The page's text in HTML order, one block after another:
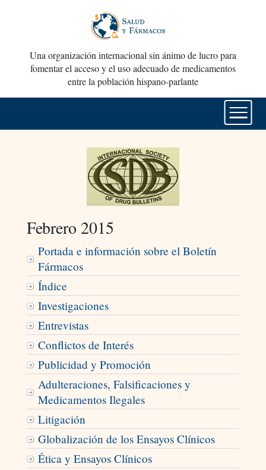
Una organización internacional sin ánimo de lucro para
fomentar el acceso y el uso adecuado de medicamentos
entre la población hispano-parlante
Febrero 2015
Portada e información sobre el Boletín
Fármacos
Índice
Investigaciones
Entrevistas
Conflictos de Interés
Publicidad y Promoción
Adulteraciones, Falsificaciones y
Medicamentos Ilegales
Litigación
Globalización de los Ensayos Clínicos
Ética y Ensayos Clínicos